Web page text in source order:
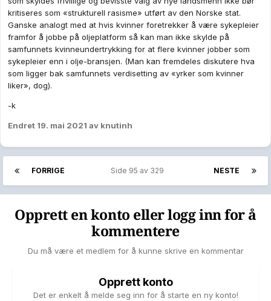
kritiseres som «strukturell rasisme» utført av den Norske stat.
Ganske analogt med at hvis kvinner foretrekker å være sykepleier
framfor å jobbe på oljeplatform så kan man ikke skylde på
samfunnets kvinneundertrykking for at flere kvinner jobber som
sykepleier enn i olje-bransjen. (Man kan fremdeles diskutere hva
som ligger bak samfunnets verdisetting av «yrker som kvinner
liker», dog).
-k
Endret 19. mai 2021 av knutinh
FORRIGE NESTE
Side 95 av 329
Opprett en konto eller logg inn for å
kommentere
Du må være et medlem for å kunne skrive en kommentar
Opprett konto
Det er enkelt å melde seg inn for å starte en ny konto!